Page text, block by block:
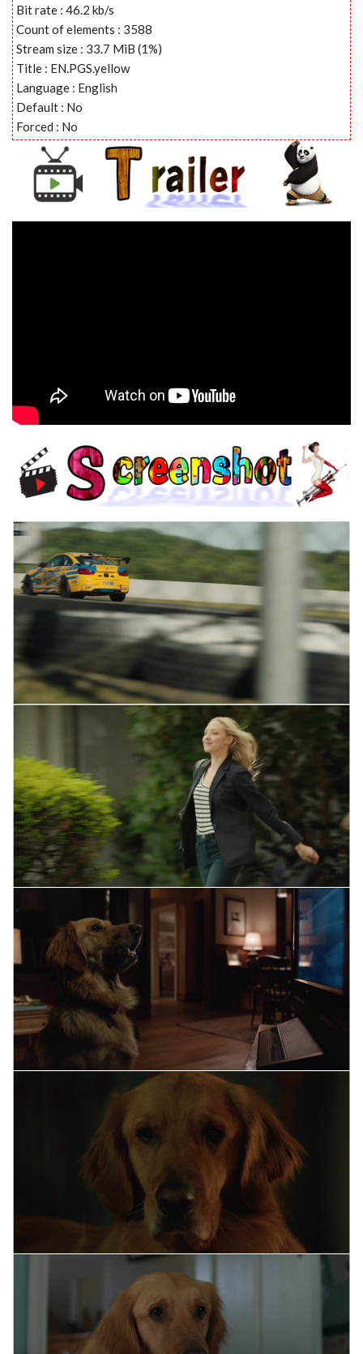
Bit rate : 46.2 kb/s
Count of elements : 3588
Stream size : 33.7 MiB (1%)
Title : EN.PGS.yellow
Language : English
Default : No
Forced : No